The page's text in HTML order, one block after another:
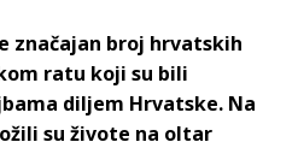
značajan broj hrvatskih
ratu koji su bili
diljem Hrvatske. Na
su živote na oltar